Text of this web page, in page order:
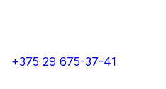
+375 29 675-37-41